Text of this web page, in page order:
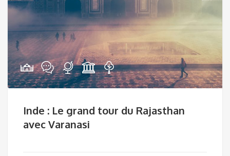
Inde : Le grand tour du Rajasthan
avec Varanasi